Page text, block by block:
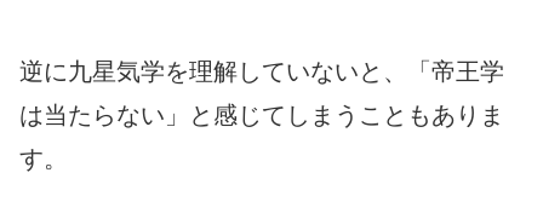
逆に九星気学を理解していないと、「帝王学
は当たらない」と感じてしまうこともありま
す。